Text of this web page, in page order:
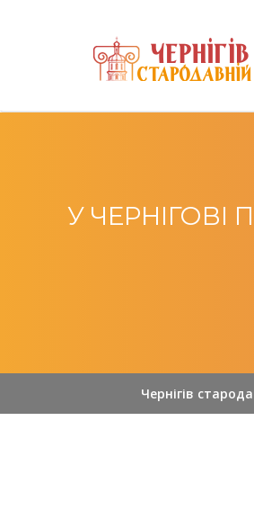
У
Чернігів